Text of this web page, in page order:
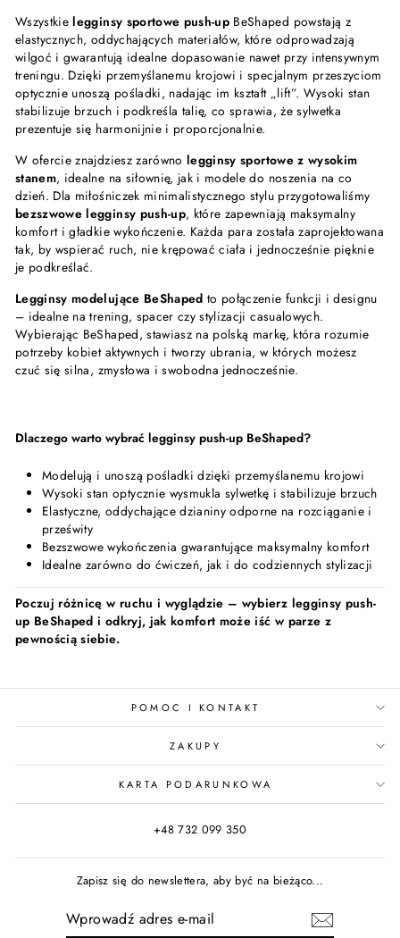
Wszystkielegginsy sportowe push-up BeShaped powstają z
elastycznych, oddychających materiałów, które odprowadzają
wilgoć i gwarantują idealne dopasowanie nawet przy intensywnym
treningu. Dzięki przemyślanemu krojowi i specjalnym przeszyciom
optycznie unoszą pośladki, nadając im kształt „lift”. Wysoki stan
stabilizuje brzuch i podkreśla talię, co sprawia, że sylwetka
prezentuje się harmonijnie i proporcjonalnie.
W ofercie znajdziesz zarównolegginsy sportowe z wysokim
stanem, idealne na siłownię, jak i modele do noszenia na co
dzień. Dla miłośniczek minimalistycznego stylu przygotowaliśmy
bezszwowe legginsy push-up, które zapewniają maksymalny
komfort i gładkie wykończenie. Każda para została zaprojektowana
tak, by wspierać ruch, nie krępować ciała i jednocześnie pięknie
je podkreślać.
Legginsy modelujące BeShaped to połączenie funkcji i designu
– idealne na trening, spacer czy stylizacji casualowych.
Wybierając BeShaped, stawiasz na polską markę, która rozumie
potrzeby kobiet aktywnych i tworzy ubrania, w których możesz
czuć się silna, zmysłowa i swobodna jednocześnie.
Dlaczego warto wybrać legginsy push-up BeShaped?
Modelują i unoszą pośladki dzięki przemyślanemu krojowi
Wysoki stan optycznie wysmukla sylwetkę i stabilizuje brzuch
Elastyczne, oddychające dzianiny odporne na rozciąganie i
prześwity
Bezszwowe wykończenia gwarantujące maksymalny komfort
Idealne zarówno do ćwiczeń, jak i do codziennych stylizacji
Poczuj różnicę w ruchu i wyglądzie – wybierz legginsy push-
up BeShaped i odkryj, jak komfort może iść w parze z
pewnością siebie.
POMOC I KONTAKT
ZAKUPY
KARTA PODARUNKOWA
+48 732 099 350
Zapisz się do newslettera, aby być na bieżąco...